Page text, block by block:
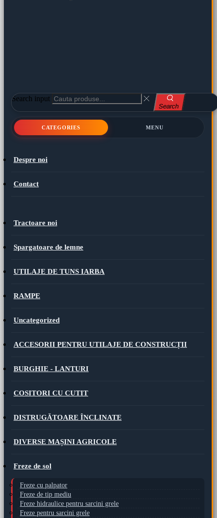
Search input
Search
CATEGORIES MENU
Despre noi
Contact
Tractoare noi
Spargatoare de lemne
UTILAJE DE TUNS IARBA
RAMPE
Uncategorized
ACCESORII PENTRU UTILAJE DE CONSTRUCȚII
BURGHIE - LANTURI
COSITORI CU CUTIT
DISTRUGĂTOARE ÎNCLINATE
DIVERSE MAȘINI AGRICOLE
Freze de sol
Freze cu palpator
Freze de tip mediu
Freze hidraulice pentru sarcini grele
Freze pentru sarcini grele